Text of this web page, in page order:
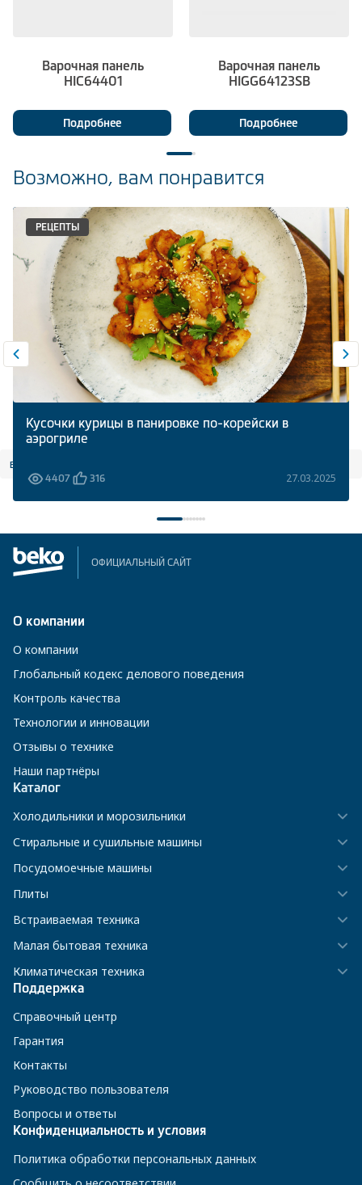
Варочная панель
HIC64401
Подробнее
Варочная панель
HIGG64123SB
Подробнее
Возможно, вам понравится
все статьи
РЕЦЕПТЫ
Кусочки курицы в панировке по-корейски в
аэрогриле
4407 316 27.03.2025
ОФИЦИАЛЬНЫЙ САЙТ
О компании
О компании
Глобальный кодекс делового поведения
Контроль качества
Технологии и инновации
Отзывы о технике
Наши партнёры
Каталог
Холодильники и морозильники
Стиральные и сушильные машины
Посудомоечные машины
Плиты
Встраиваемая техника
Малая бытовая техника
Климатическая техника
Поддержка
Справочный центр
Гарантия
Контакты
Руководство пользователя
Вопросы и ответы
Конфиденциальность и условия
Политика обработки персональных данных